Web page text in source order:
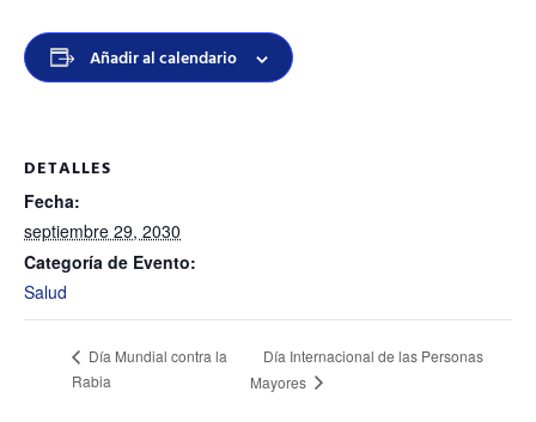
Añadir al calendario
DETALLES
Fecha:
septiembre 29, 2030
Categoría de Evento:
Salud
Día Mundial contra la
Rabia
Día Internacional de las Personas
Mayores